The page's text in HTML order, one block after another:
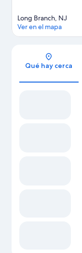
Long Branch, NJ
Ver en el mapa
Qué hay cerca